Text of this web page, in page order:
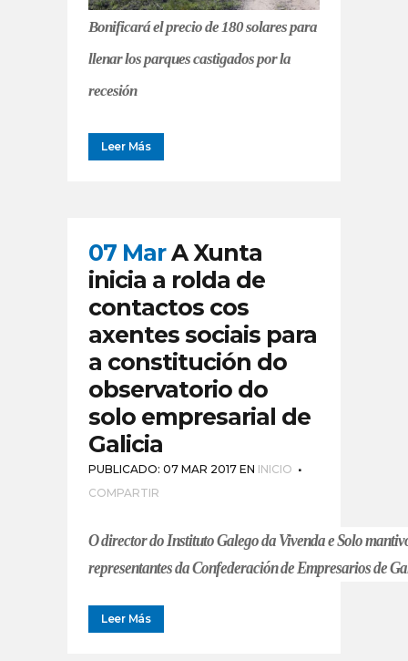
Bonificará el precio de 180 solares para
llenar los parques castigados por la
recesión
Leer Más
07 Mar A Xunta
inicia a rolda de
contactos cos
axentes sociais para
a constitución do
observatorio do
solo empresarial de
Galicia
PUBLICADO: 07 MAR 2017 EN INICIO
COMPARTIR
O director do Instituto Galego da Vivenda e Solo
representantes da Confederación de Empresarios de
Leer Más